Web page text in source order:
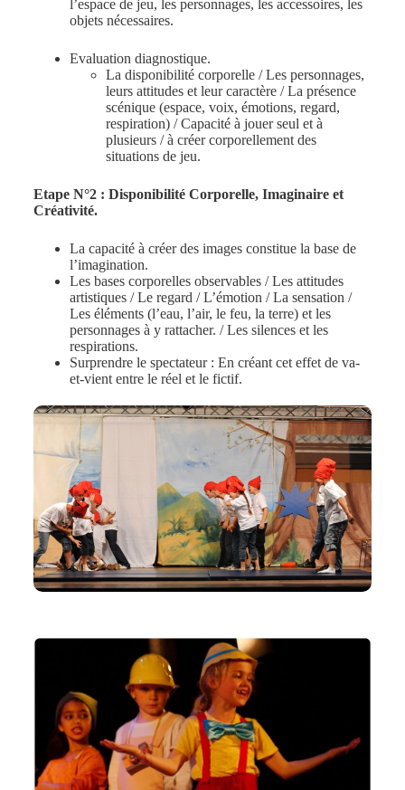
l’espace de jeu, les personnages, les accessoires, les
objets nécessaires.
Evaluation diagnostique.
La disponibilité corporelle / Les personnages,
leurs attitudes et leur caractère / La présence
scénique (espace, voix, émotions, regard,
respiration) / Capacité à jouer seul et à
plusieurs / à créer corporellement des
situations de jeu.
Etape N°2 : Disponibilité Corporelle, Imaginaire et
Créativité.
La capacité à créer des images constitue la base de
l’imagination.
Les bases corporelles observables / Les attitudes
artistiques / Le regard / L’émotion / La sensation /
Les éléments (l’eau, l’air, le feu, la terre) et les
personnages à y rattacher. / Les silences et les
respirations.
Surprendre le spectateur : En créant cet effet de va-
et-vient entre le réel et le fictif.